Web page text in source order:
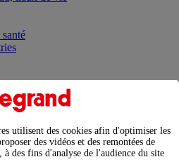
le fonctionnement des appareils
son tableau électrique
Solutions : concentrer les
de vos performances
utilisent des cookies afin d'optimiser les
des vidéos et des remontées de
à des fins d'analyse de l'audience du site